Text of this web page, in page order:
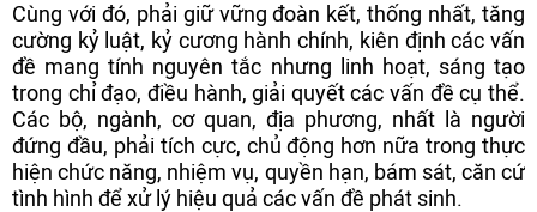
Cùng với đó, phải giữ vững đoàn kết, thống nhất, tăng
cường kỷ luật, kỷ cương hành chính, kiên định các vấn
đề mang tính nguyên tắc nhưng linh hoạt, sáng tạo
trong chỉ đạo, điều hành, giải quyết các vấn đề cụ thể.
Các bộ, ngành, cơ quan, địa phương, nhất là người
đứng đầu, phải tích cực, chủ động hơn nữa trong thực
hiện chức năng, nhiệm vụ, quyền hạn, bám sát, căn cứ
tình hình để xử lý hiệu quả các vấn đề phát sinh.